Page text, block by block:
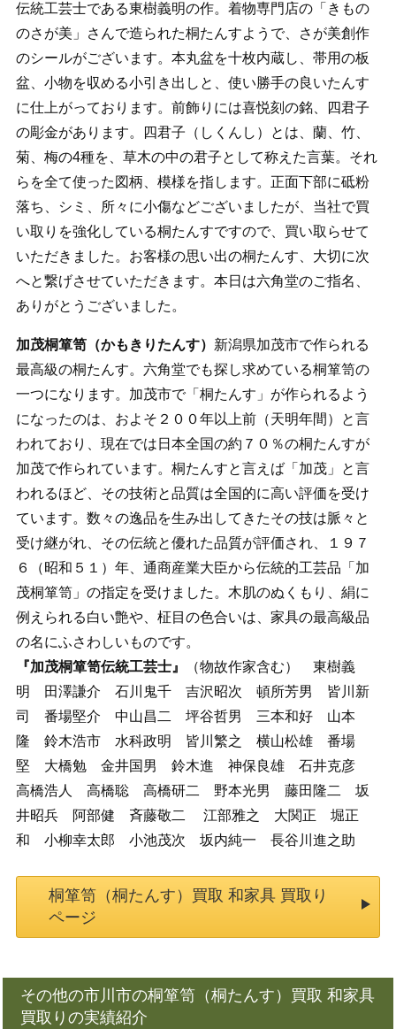
伝統工芸士である東樹義明の作。着物専門店の「きもの
のさが美」さんで造られた桐たんすようで、さが美創作
のシールがございます。本丸盆を十枚内蔵し、帯用の板
盆、小物を収める小引き出しと、使い勝手の良いたんす
に仕上がっております。前飾りには喜悦刻の銘、四君子
の彫金があります。四君子（しくんし）とは、蘭、竹、
菊、梅の4種を、草木の中の君子として称えた言葉。それ
らを全て使った図柄、模様を指します。正面下部に砥粉
落ち、シミ、所々に小傷などございましたが、当社で買
い取りを強化している桐たんすですので、買い取らせて
いただきました。お客様の思い出の桐たんす、大切に次
へと繋げさせていただきます。本日は六角堂のご指名、
ありがとうございました。
加茂桐箪笥（かもきりたんす） 新潟県加茂市で作られる
最高級の桐たんす。六角堂でも探し求めている桐箪笥の
一つになります。加茂市で「桐たんす」が作られるよう
になったのは、およそ２００年以上前（天明年間）と言
われており、現在では日本全国の約７０％の桐たんすが
加茂で作られています。桐たんすと言えば「加茂」と言
われるほど、その技術と品質は全国的に高い評価を受け
ています。数々の逸品を生み出してきたその技は脈々と
受け継がれ、その伝統と優れた品質が評価され、１９７
６（昭和５１）年、通商産業大臣から伝統的工芸品「加
茂桐箪笥」の指定を受けました。木肌のぬくもり、絹に
例えられる白い艶や、柾目の色合いは、家具の最高級品
の名にふさわしいものです。
『加茂桐箪笥伝統工芸士』
（物故作家含む） 東樹義
明 田澤謙介 石川鬼千 吉沢昭次 頓所芳男 皆川新
司 番場堅介 中山昌二 坪谷哲男 三本和好 山本
隆 鈴木浩市 水科政明 皆川繁之 横山松雄 番場
堅 大橋勉 金井国男 鈴木進 神保良雄 石井克彦
高橋浩人 高橋聡 高橋研二 野本光男 藤田隆二 坂
井昭兵 阿部健 斉藤敬二 江部雅之 大関正 堀正
和 小柳幸太郎 小池茂次 坂内純一 長谷川進之助
桐箪笥（桐たんす）買取 和家具 買取り
ページ
その他の市川市の桐箪笥（桐たんす）買取 和家具
買取りの実績紹介